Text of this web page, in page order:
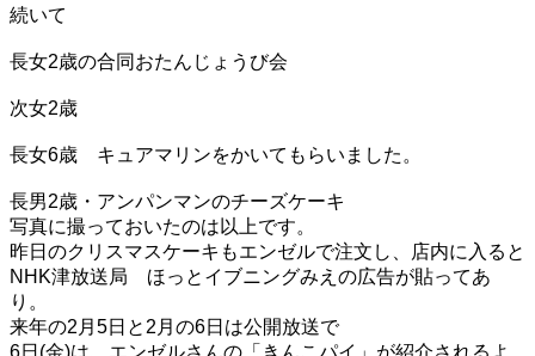
続いて
長女2歳の合同おたんじょうび会
次女2歳
長女6歳 キュアマリンをかいてもらいました。
長男2歳・アンパンマンのチーズケーキ
写真に撮っておいたのは以上です。
昨日のクリスマスケーキもエンゼルで注文し、店内に入ると
NHK津放送局 ほっとイブニングみえの広告が貼ってあ
り。
来年の2月5日と2月の6日は公開放送で
6日(金)は、エンゼルさんの「きんこパイ」が紹介されるよ